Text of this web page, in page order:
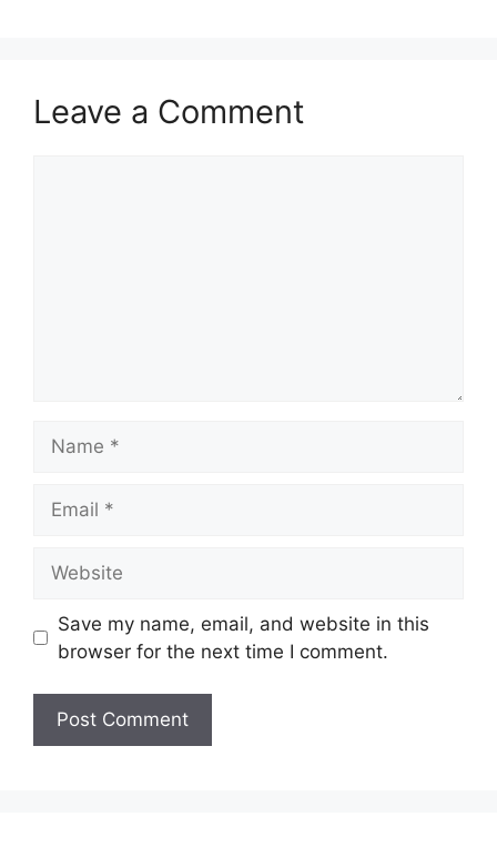
Leave a Comment
Save my name, email, and website in this
browser for the next time I comment.